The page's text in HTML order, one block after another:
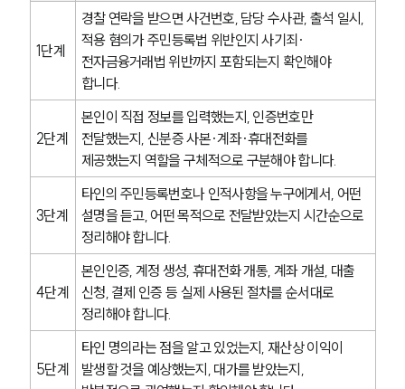
업무사례
형사 주요 업무사례
사례분석/최신동향
형사 법률정보
법률지식인
형사소송·상담후기
업무분야
형사그룹 업무
전체
구성원 소개
형사전문변호사
1단계
경찰 연락을 받으면 사건번호, 담당 수사관, 출석 일시,
적용 혐의가 주민등록법 위반인지 사기죄·
전자금융거래법 위반까지 포함되는지 확인해야
합니다.
2단계
본인이 직접 정보를 입력했는지, 인증번호만
전달했는지, 신분증 사본·계좌·휴대전화를
제공했는지 역할을 구체적으로 구분해야 합니다.
3단계
타인의 주민등록번호나 인적사항을 누구에게서, 어떤
설명을 듣고, 어떤 목적으로 전달받았는지 시간순으로
정리해야 합니다.
4단계
본인인증, 계정 생성, 휴대전화 개통, 계좌 개설, 대출
신청, 결제 인증 등 실제 사용된 절차를 순서대로
정리해야 합니다.
5단계
타인 명의라는 점을 알고 있었는지, 재산상 이익이
발생할 것을 예상했는지, 대가를 받았는지,